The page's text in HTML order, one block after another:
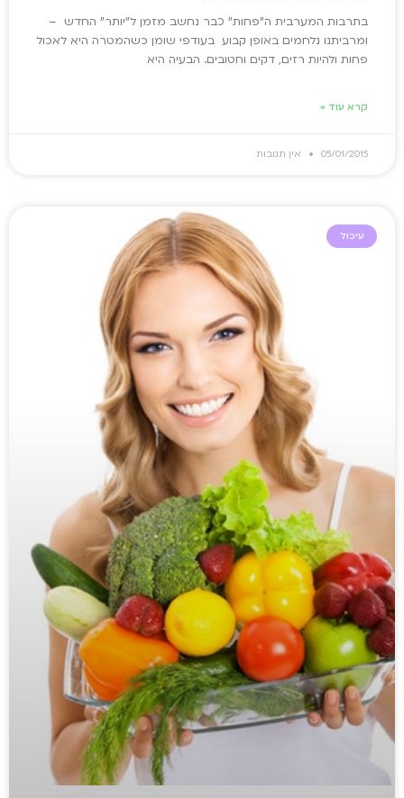
בתרבות המערבית ה"פחות" כבר נחשב מזמן ל"יותר" החדש –
ומרביתנו נלחמים באופן קבוע בעודפי שומן כשהמטרה היא לאכול
פחות ולהיות רזים, דקים וחטובים. הבעיה היא
קרא עוד »
05/01/2015 אין תגובות
עיכול